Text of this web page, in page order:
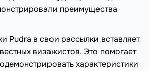
преимущества
Pudra в свои рассылки вставляет
визажистов. Это помогает
характеристики